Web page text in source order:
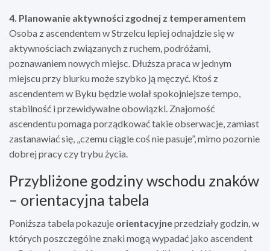
4. Planowanie aktywności zgodnej z temperamentem
Osoba z ascendentem w Strzelcu lepiej odnajdzie się w
aktywnościach związanych z ruchem, podróżami,
poznawaniem nowych miejsc. Dłuższa praca w jednym
miejscu przy biurku może szybko ją męczyć. Ktoś z
ascendentem w Byku będzie wolał spokojniejsze tempo,
stabilność i przewidywalne obowiązki. Znajomość
ascendentu pomaga porządkować takie obserwacje, zamiast
zastanawiać się, „czemu ciągle coś nie pasuje”, mimo pozornie
dobrej pracy czy trybu życia.
Przybliżone godziny wschodu znaków
– orientacyjna tabela
Poniższa tabela pokazuje orientacyjneprzedziały godzin, w
których poszczególne znaki mogą wypadać jako ascendent